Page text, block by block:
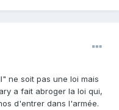
ne soit pas une loi mais
a fait abroger la loi qui,
d'entrer dans l'armée.